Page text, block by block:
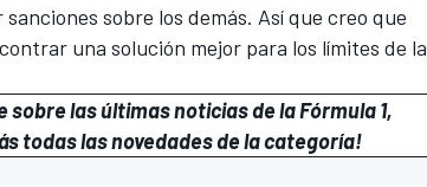
sobre los demás. Así que creo que
una solución mejor para los límites de la
las últimas noticias de la Fórmula 1,
todas las novedades de la categoría!